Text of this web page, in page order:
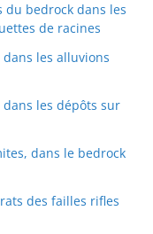
du bedrock dans les
de racines
les alluvions
dans les dépôts sur
dans le bedrock
des failles rifles